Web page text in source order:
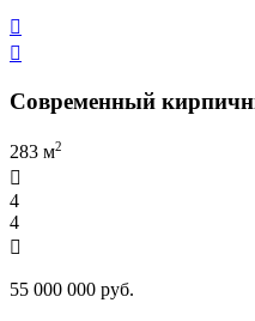


Современный
283 м2

4
4

55 000 000 руб.